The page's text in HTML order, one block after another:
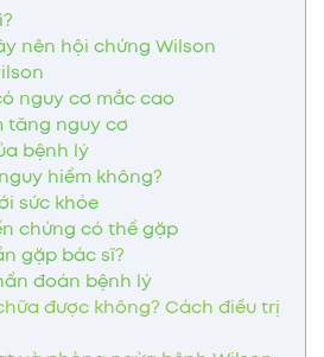
nên hội chứng Wilson
nguy cơ mắc cao
tăng nguy cơ
bệnh lý
hiểm không?
sức khỏe
chứng có thể gặp
gặp bác sĩ?
đoán bệnh lý
được không? Cách điều trị